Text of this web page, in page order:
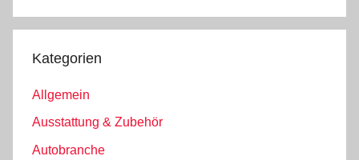
Kategorien
Allgemein
Ausstattung & Zubehör
Autobranche